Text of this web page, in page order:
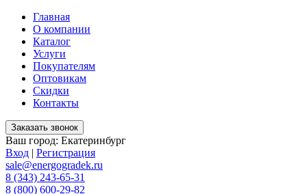
Главная
О компании
Каталог
Услуги
Покупателям
Оптовикам
Скидки
Контакты
Ваш город: Екатеринбург
Вход | Регистрация
sale@energogradek.ru
8 (343) 243-65-31
8 (800) 600-29-82